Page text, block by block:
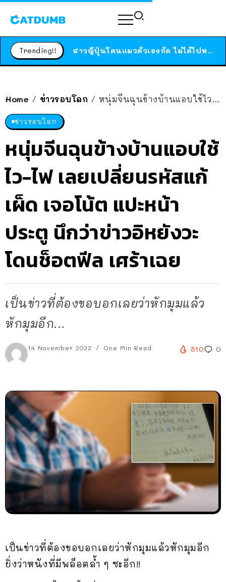
Trending!! ได้เวลาเด็กหนวดรวมตัว RF Online Next เปิดให้เล่นแล้ว เกม Sci-Fi MMORPG ระดับตำนาน เล่นได้ทั้งมือถือและ PC
Home / ข่าวรอบโลก / หนุ่มจีนฉุนข้างบ้านแอบใช้ไว-ไฟ เลยเปลี่ยนรหัสแก้เผ็ด เจอโน้ต แปะหน้าประตู นึกว่าข่าวอิหยังวะ โดนช็อตฟีล เศร้าเฉย
ข่าวรอบโลก
หนุ่มจีนฉุนข้างบ้านแอบใช้
ไว-ไฟ เลยเปลี่ยนรหัสแก้
เผ็ด เจอโน้ต แปะหน้า
ประตู นึกว่าข่าวอิหยังวะ
โดนช็อตฟีล เศร้าเฉย
เป็นข่าวที่ต้องขอบอกเลยว่าหักมุมแล้ว
หักมุมอีก...
14 November 2022 One Min Read 810 0
เป็นข่าวที่ต้องขอบอกเลยว่าหักมุมแล้วหักมุมอีก
ยิ่งว่าหนังที่มีพล็อตล้ำ ๆ ซะอีก!!